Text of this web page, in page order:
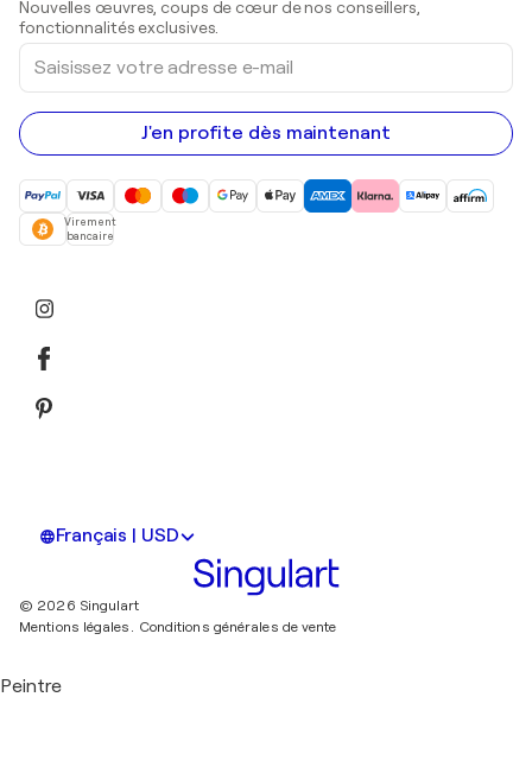
Peintures acryliques
Nouvelles œuvres, coups de cœur de nos conseillers,
fonctionnalités exclusives.
Saisissez
votre
adresse
e-
mail
J'en profite dès maintenant
Virement
bancaire
Français | USD
© 2026 Singulart
Mentions légales. Conditions générales de vente
Peintre